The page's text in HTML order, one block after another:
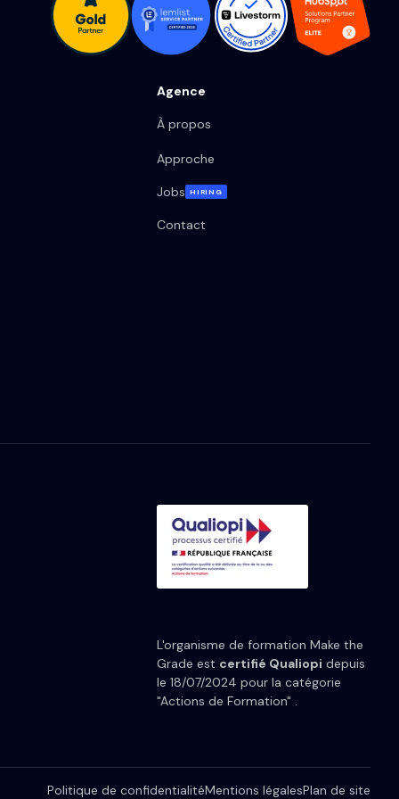
Agence
À propos
Approche
Jobs HIRING
Contact
L'organisme de formation Make the
Grade est certifié Qualiopi depuis
le 18/07/2024 pour la catégorie
"Actions de Formation" .
Politique de confidentialitéMentions légalesPlan de site